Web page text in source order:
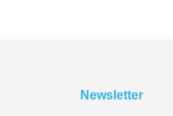
Newsletter